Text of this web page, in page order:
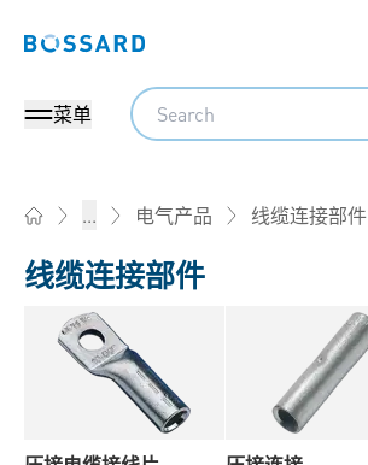
Bossard homepage
菜单
Search
... 电气产品 线缆连接部件
线缆连接部件